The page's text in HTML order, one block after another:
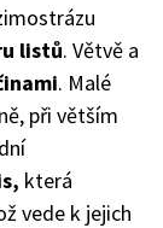
listů. Větvě a
. Malé
při větším
která
vede k jejich